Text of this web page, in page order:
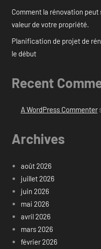
Comment la rénovation
valeur de votre propriété.
Planification de projet de
le début
Recent
A WordPress Commenter
Archives
août 2026
juillet 2026
juin 2026
mai 2026
avril 2026
mars 2026
février 2026